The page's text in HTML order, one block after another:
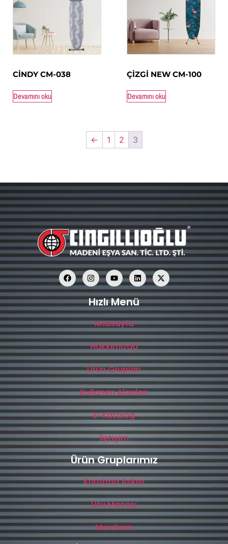
CİNDY CM-038
Devamını oku
ÇİZGİ NEW CM-100
Devamını oku
← 1 2 3
Hızlı Menü
Anasayfa
Hakkımızda
Ürün Grupları
Kullanım Alanları
E-Katalog
İletişim
Ürün Gruplarımız
Kurutma Askısı
Ütü Masası
Merdiven